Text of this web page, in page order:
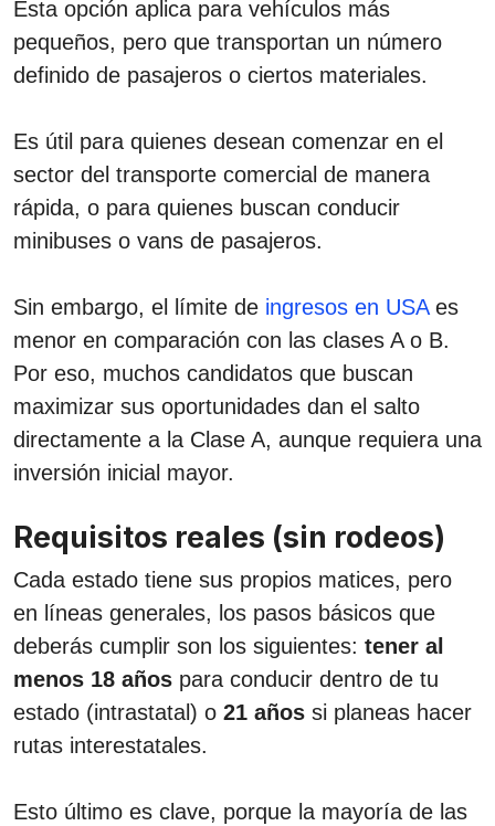
Esta opción aplica para vehículos más
pequeños, pero que transportan un número
definido de pasajeros o ciertos materiales.
Es útil para quienes desean comenzar en el
sector del transporte comercial de manera
rápida, o para quienes buscan conducir
minibuses o vans de pasajeros.
Sin embargo, el límite de ingresos en USAes
menor en comparación con las clases A o B.
Por eso, muchos candidatos que buscan
maximizar sus oportunidades dan el salto
directamente a la Clase A, aunque requiera una
inversión inicial mayor.
Requisitos reales (sin rodeos)
Cada estado tiene sus propios matices, pero
en líneas generales, los pasos básicos que
deberás cumplir son los siguientes: tener al
menos 18 años para conducir dentro de tu
estado (intrastatal) o 21 años si planeas hacer
rutas interestatales.
Esto último es clave, porque la mayoría de las